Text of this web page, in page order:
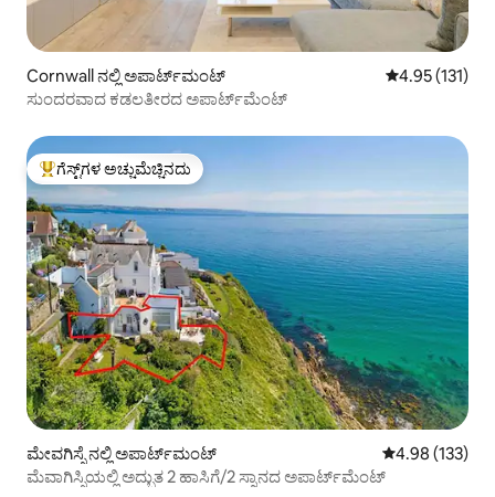
Cornwall ನಲ್ಲಿ ಅಪಾರ್ಟ್‌ಮಂಟ್ 5 ರಲ್ಲಿ 4.95
4.95 (131)
ಸುಂದರವಾದ ಕಡಲತೀರದ ಅಪಾರ್ಟ್‌ಮೆಂಟ್
ಗೆಸ್ಟ್‌ಗಳಿಗೆ ಅತಿ ಹೆಚ್ಚು ಅಚ್ಚುಮೆಚ್ಚಿನದು
ಗೆಸ್ಟ್‌ಗಳ ಅಚ್ಚುಮೆಚ್ಚಿನದು
ಮೇವಗಿಸ್ಸೆ ನಲ್ಲಿ ಅಪಾರ್ಟ್‌ಮಂಟ್ 5 ರಲ್ಲಿ 4.98
4.98 (133)
ಮೆವಾಗಿಸ್ಸಿಯಲ್ಲಿ ಅದ್ಭುತ 2 ಹಾಸಿಗೆ/2 ಸ್ನಾನದ ಅಪಾರ್ಟ್‌ಮೆಂಟ್